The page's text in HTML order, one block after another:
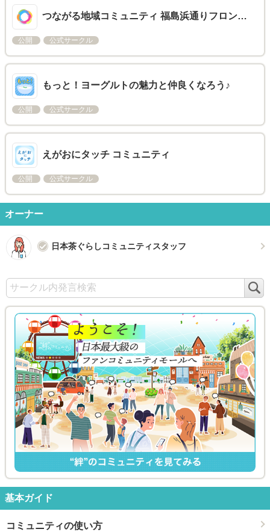
つながる地域コミュニティ 福島浜通りフロン…
公開 公式サークル
もっと！ヨーグルトの魅力と仲良くなろう♪
公開 公式サークル
えがおにタッチ コミュニティ
公開 公式サークル
オーナー
日本茶ぐらしコミュニティスタッフ
索
基本ガイド
コミュニティの使い方